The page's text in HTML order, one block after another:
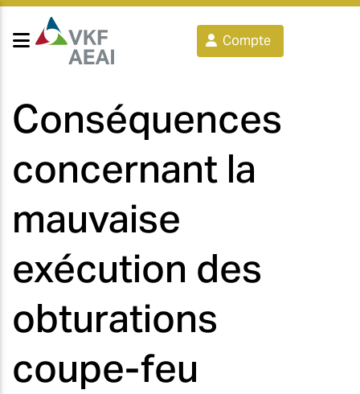
Compte
Conséquences
concernant la
mauvaise
exécution des
obturations
coupe-feu